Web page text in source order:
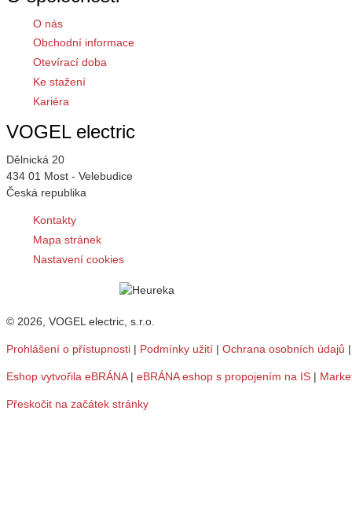
O nás
Obchodní informace
Otevírací doba
Ke stažení
Kariéra
VOGEL electric
Dělnická 20
434 01 Most - Velebudice
Česká republika
Kontakty
Mapa stránek
Nastavení cookies
© 2026, VOGEL electric, s.r.o.
Prohlášení o přístupnosti | Podmínky užití | Ochrana osobních údajů
Eshop vytvořila eBRÁNA| eBRÁNA eshop s propojením na IS |
Přeskočit na začátek stránky